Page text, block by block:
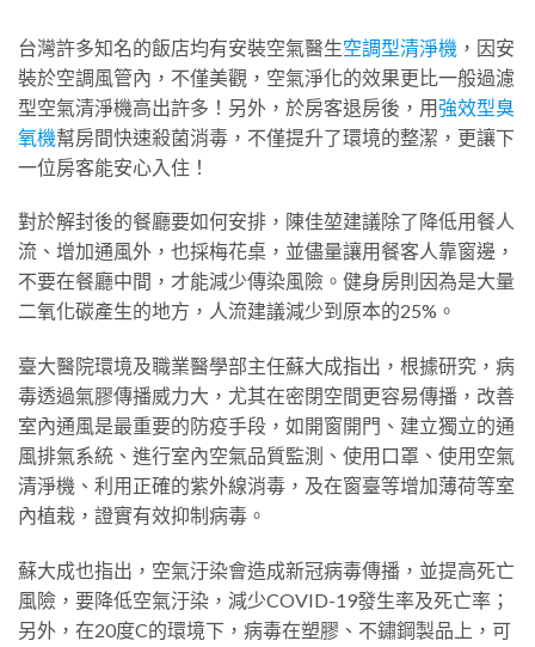
台灣許多知名的飯店均有安裝空氣醫生空調型清淨機 ，因安
裝於空調風管內，不僅美觀，空氣淨化的效果更比一般過濾
型空氣清淨機高出許多！另外，於房客退房後，用強效型臭
氧機幫房間快速殺菌消毒，不僅提升了環境的整潔，更讓下
一位房客能安心入住！
對於解封後的餐廳要如何安排，陳佳堃建議除了降低用餐人
流、增加通風外，也採梅花桌，並儘量讓用餐客人靠窗邊，
不要在餐廳中間，才能減少傳染風險。健身房則因為是大量
二氧化碳產生的地方，人流建議減少到原本的25%。
臺大醫院環境及職業醫學部主任蘇大成指出，根據研究，病
毒透過氣膠傳播威力大，尤其在密閉空間更容易傳播，改善
室內通風是最重要的防疫手段，如開窗開門、建立獨立的通
風排氣系統、進行室內空氣品質監測、使用口罩、使用空氣
清淨機、利用正確的紫外線消毒，及在窗臺等增加薄荷等室
內植栽，證實有效抑制病毒。
蘇大成也指出，空氣汙染會造成新冠病毒傳播，並提高死亡
風險，要降低空氣汙染，減少COVID-19發生率及死亡率；
另外，在20度C的環境下，病毒在塑膠、不鏽鋼製品上，可